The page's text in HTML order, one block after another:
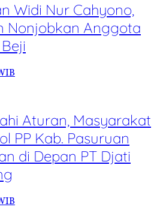
Widi Nur Cahyono,
Nonjobkan Anggota
Aturan, Masyarakat
PP Kab. Pasuruan
di Depan PT Djati